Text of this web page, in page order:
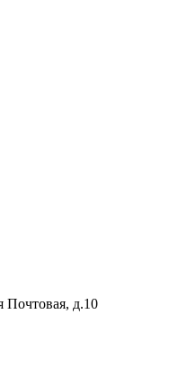
Почтовая, д.10